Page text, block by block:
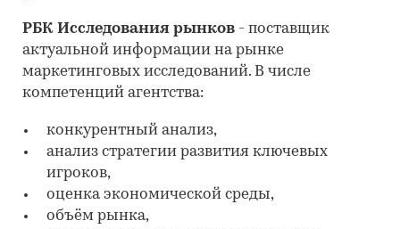
РБК Исследования рынков - поставщик
актуальной информации на рынке
маркетинговых исследований. В числе
компетенций агентства:
конкурентный анализ,
анализ стратегии развития ключевых
игроков,
оценка экономической среды,
объём рынка,